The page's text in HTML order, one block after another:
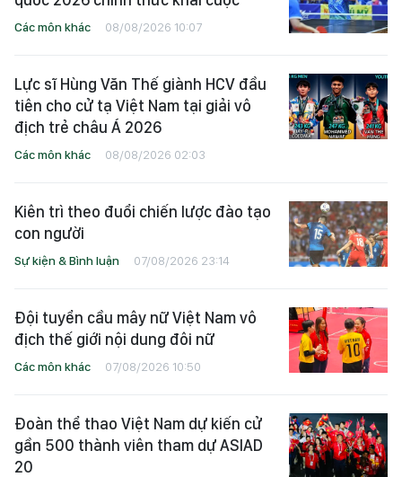
Các môn khác 08/08/2026 10:07
Lực sĩ Hùng Văn Thế giành HCV đầu
tiên cho cử tạ Việt Nam tại giải vô
địch trẻ châu Á 2026
Các môn khác 08/08/2026 02:03
Kiên trì theo đuổi chiến lược đào tạo
con người
Sự kiện & Bình luận 07/08/2026 23:14
Đội tuyển cầu mây nữ Việt Nam vô
địch thế giới nội dung đôi nữ
Các môn khác 07/08/2026 10:50
Đoàn thể thao Việt Nam dự kiến cử
gần 500 thành viên tham dự ASIAD
20